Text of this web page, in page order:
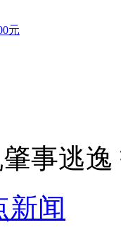
元
注意
逃逸
新闻